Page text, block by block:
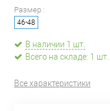
Размер :
46-48
В наличии 1 шт.
Всего на складе: 1 шт.
Все характеристики